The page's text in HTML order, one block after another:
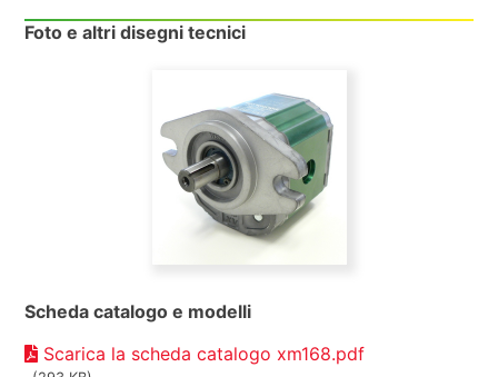
Foto e altri disegni tecnici
Scheda catalogo e modelli
Scarica la scheda catalogo xm168.pdf